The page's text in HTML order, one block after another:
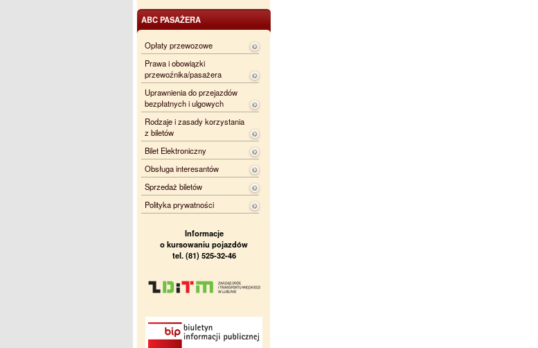
ABC PASAŻERA
Opłaty przewozowe
Prawa i obowiązki
przewoźnika/pasażera
Uprawnienia do przejazdów
bezpłatnych i ulgowych
Rodzaje i zasady korzystania
z biletów
Bilet Elektroniczny
Obsługa interesantów
Sprzedaż biletów
Polityka prywatności
Informacje
o kursowaniu pojazdów
tel. (81) 525-32-46